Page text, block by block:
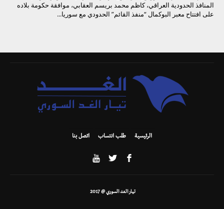
المنافذ الحدودية العراقي، كاظم محمد بريسم العقابي، موافقة حكومة بلاده
على افتتاح معبر البوكمال “منفذ القائم” الحدودي مع سوريا...
الرئيسية طلب انتساب اتصل بنا
تيار الغد السوري @ 2017